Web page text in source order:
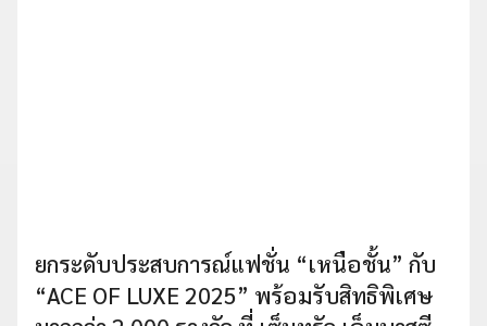
ยกระดับประสบการณ์แฟชั่น “เหนือชั้น” กับ
“ACE OF LUXE 2025” พร้อมรับสิทธิพิเศษ